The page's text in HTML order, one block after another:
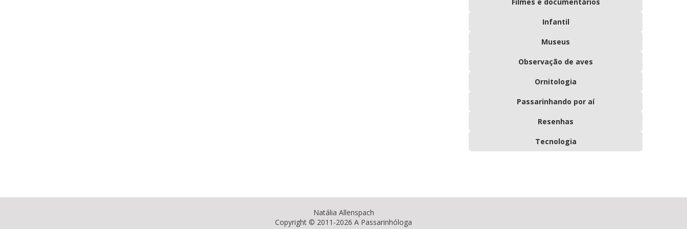
Infantil
Museus
Observação de aves
Ornitologia
Passarinhando por aí
Resenhas
Tecnologia
Natália Allenspach
Copyright © 2011-2026 A Passarinhóloga